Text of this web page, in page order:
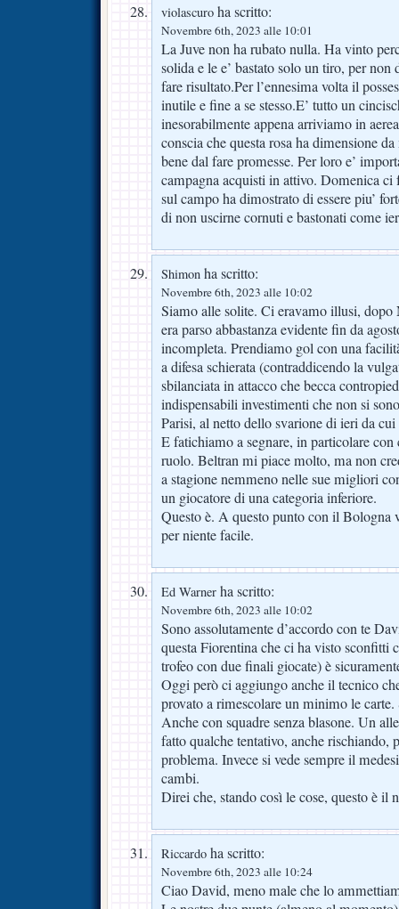
violascuro ha scritto:
Novembre 6th, 2023 alle 10:01
La Juve non ha rubato nulla. Ha vinto
solida e le e’ bastato solo un tiro, per
fare risultato.Per l’ennesima volta il
inutile e fine a se stesso.E’ tutto un
inesorabilmente appena arriviamo in
conscia che questa rosa ha dimensione
bene dal fare promesse. Per loro e’
campagna acquisti in attivo. Domenica ci
sul campo ha dimostrato di essere piu’
di non uscirne cornuti e bastonati come
Shimon ha scritto:
Novembre 6th, 2023 alle 10:02
Siamo alle solite. Ci eravamo illusi,
era parso abbastanza evidente fin da
incompleta. Prendiamo gol con una
a difesa schierata (contraddicendo la
sbilanciata in attacco che becca
indispensabili investimenti che non si
Parisi, al netto dello svarione di ieri da
E fatichiamo a segnare, in particolare
ruolo. Beltran mi piace molto, ma non
a stagione nemmeno nelle sue migliori
un giocatore di una categoria inferiore.
Questo è. A questo punto con il Bologna
per niente facile.
Ed Warner ha scritto:
Novembre 6th, 2023 alle 10:02
Sono assolutamente d’accordo con te
questa Fiorentina che ci ha visto sconfitti
trofeo con due finali giocate) è
Oggi però ci aggiungo anche il tecnico
provato a rimescolare un minimo le
Anche con squadre senza blasone. Un
fatto qualche tentativo, anche rischiando,
problema. Invece si vede sempre il
cambi.
Direi che, stando così le cose, questo è il
Riccardo ha scritto:
Novembre 6th, 2023 alle 10:24
Ciao David, meno male che lo